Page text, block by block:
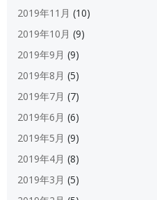
2019年11月 (10)
2019年10月 (9)
2019年9月 (9)
2019年8月 (5)
2019年7月 (7)
2019年6月 (6)
2019年5月 (9)
2019年4月 (8)
2019年3月 (5)